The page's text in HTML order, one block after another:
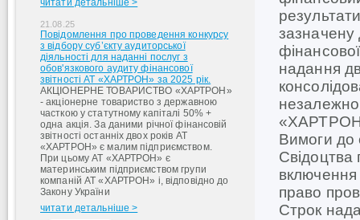
читати детальніше >
21.08.25
Повідомлення про проведення конкурсу
з відбору суб’єкту аудиторської
діяльності для наданні послуг з
обов'язкового аудиту фінансової
звітності АТ «ХАРТРОН» за 2025 рік.
АКЦІОНЕРНЕ ТОВАРИСТВО «ХАРТРОН»
- акціонерне товариство з державною
часткою у статутному капіталі 50% +
одна акція. За даними річної фінансовій
звітності останніх двох років АТ
«ХАРТРОН» є малим підприємством.
При цьому АТ «ХАРТРОН» є
материнським підприємством групи
компаній АТ «ХАРТРОН» і, відповідно до
Закону України
читати детальніше >
зазначену
надання
Вимоги до
Свідоцтва
включення
право
Строк